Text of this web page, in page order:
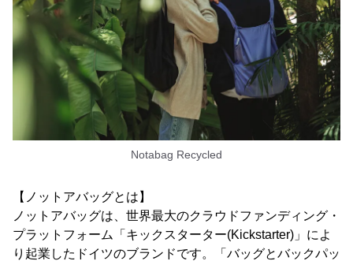
Notabag Recycled
【ノットアバッグとは】
ノットアバッグは、世界最大のクラウドファンディング・
プラットフォーム「キックスターター(Kickstarter)」によ
り起業したドイツのブランドです。「バッグとバックパッ